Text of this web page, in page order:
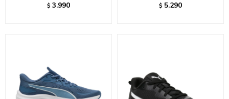
$ 3.990 $ 5.290